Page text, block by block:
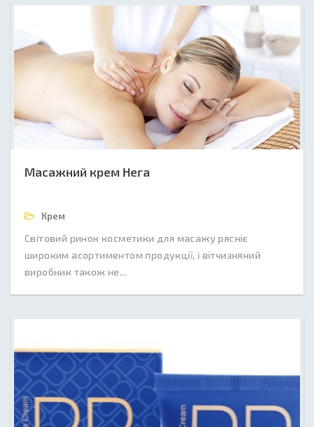
Масажний крем Нега
Крем
Світовий ринок косметики для масажу рясніє
широким асортиментом продукції, і вітчизняний
виробник також не...